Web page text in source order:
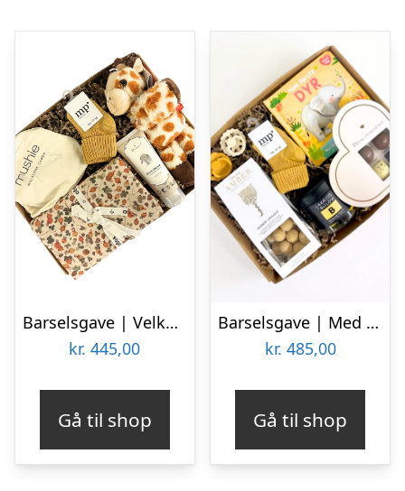
Barselsgave | Velkommen til verden | Giraf
kr. 445,00
Gå til shop
Barselsgave | Med gule lækkerier til mor og baby
kr. 485,00
Gå til shop